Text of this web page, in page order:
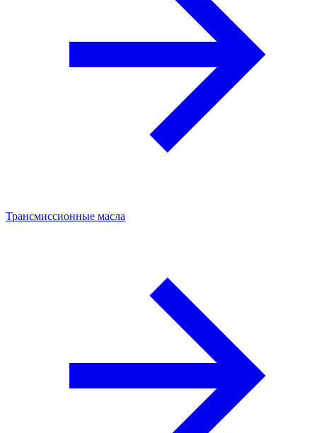
Трансмиссионные масла